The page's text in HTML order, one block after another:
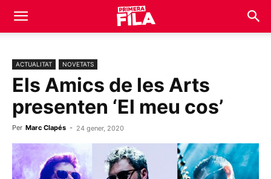
ACTUALITAT NOVETATS
Els Amics de les Arts
presenten ‘El meu cos’
Per Marc Clapés - 24 gener, 2020